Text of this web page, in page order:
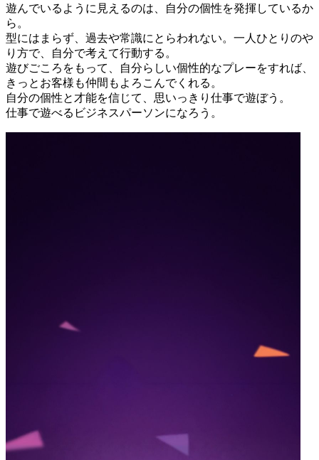
遊んでいるように見えるのは、自分の個性を発揮しているか
ら。
型にはまらず、過去や常識にとらわれない。一人ひとりのや
り方で、自分で考えて行動する。
遊びごころをもって、自分らしい個性的なプレーをすれば、
きっとお客様も仲間もよろこんでくれる。
自分の個性と才能を信じて、思いっきり仕事で遊ぼう。
仕事で遊べるビジネスパーソンになろう。